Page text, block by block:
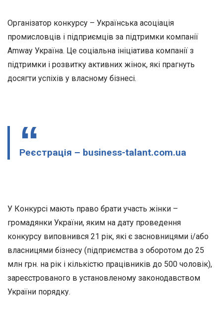
Організатор конкурсу – Українська асоціація
промисловців і підприємців за підтримки компанії
Amway Україна. Це соціальна ініціатива компанії з
підтримки і розвитку активних жінок, які прагнуть
досягти успіхів у власному бізнесі.
Реєстрація – business-talant.com.ua
У Конкурсі мають право брати участь жінки –
громадянки України, яким на дату проведення
конкурсу виповнився 21 рік, які є засновницями і/або
власницями бізнесу (підприємства з оборотом до 25
млн грн. на рік і кількістю працівників до 500 чоловік),
зареєстрованого в установленому законодавством
України порядку.